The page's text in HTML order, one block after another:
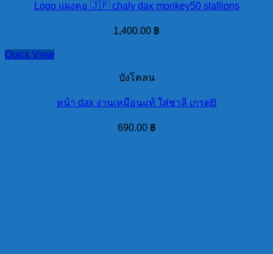
Logo แผงคอ 🇯🇵 chaly dax monkey50 stallions
1,400.00 ฿
Quick View
บังโคลน
หน้า dax งานเหมือนแท้ ใส่ชาลี เกรดB
690.00 ฿